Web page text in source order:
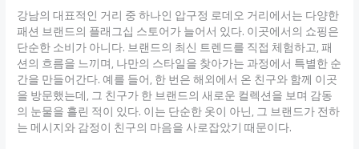
강남의 대표적인 거리 중 하나인 압구정 로데오 거리에서는 다양한
패션 브랜드의 플래그십 스토어가 늘어서 있다. 이곳에서의 쇼핑은
단순한 소비가 아니다. 브랜드의 최신 트렌드를 직접 체험하고, 패
션의 흐름을 느끼며, 나만의 스타일을 찾아가는 과정에서 특별한 순
간을 만들어간다. 예를 들어, 한 번은 해외에서 온 친구와 함께 이곳
을 방문했는데, 그 친구가 한 브랜드의 새로운 컬렉션을 보며 감동
의 눈물을 흘린 적이 있다. 이는 단순한 옷이 아닌, 그 브랜드가 전하
는 메시지와 감정이 친구의 마음을 사로잡았기 때문이다.